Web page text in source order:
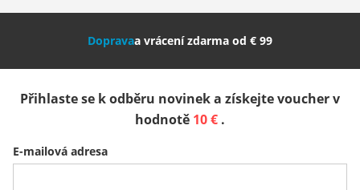
Nederland Italia (Italiano) Italien (Deutsch)
Slovenija
Belgique (Français) Danmark Norge
Dopravaa vrácení zdarma od € 99
Přihlaste se k odběru novinek a získejte voucher v
hodnotě 10 € .
E-mailová adresa